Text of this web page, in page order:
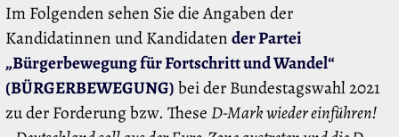
Im Folgenden sehen Sie die Angaben der
Kandidatinnen und Kandidatender Partei
„Bürgerbewegung für Fortschritt und Wandel“
(BÜRGERBEWEGUNG)bei der Bundestagswahl 2021
zu der Forderung bzw. TheseD-Mark wieder einführen!